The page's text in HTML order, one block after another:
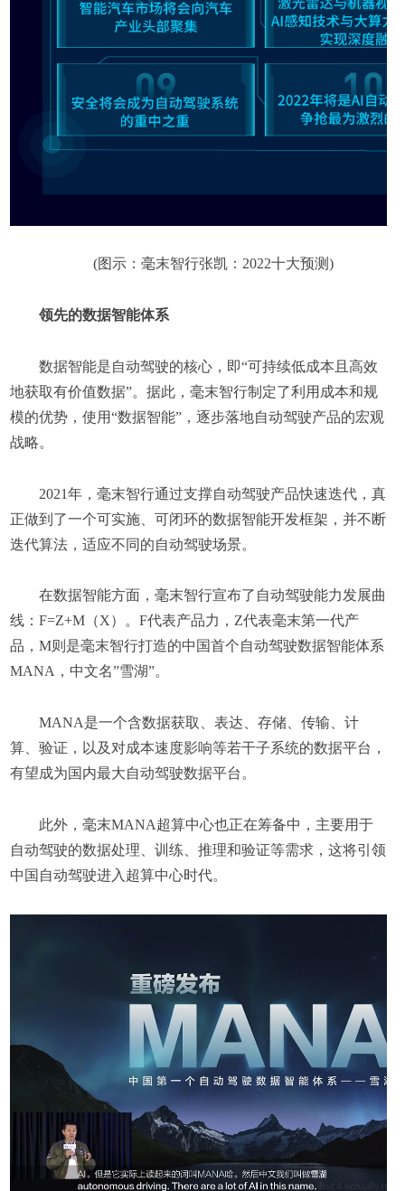
(图示：毫末智行张凯：2022十大预测)
领先的数据智能体系
数据智能是自动驾驶的核心，即“可持续低成本且高效
地获取有价值数据”。据此，毫末智行制定了利用成本和规
模的优势，使用“数据智能”，逐步落地自动驾驶产品的宏观
战略。
2021年，毫末智行通过支撑自动驾驶产品快速迭代，真
正做到了一个可实施、可闭环的数据智能开发框架，并不断
迭代算法，适应不同的自动驾驶场景。
在数据智能方面，毫末智行宣布了自动驾驶能力发展曲
线：F=Z+M（X）。F代表产品力，Z代表毫末第一代产
品，M则是毫末智行打造的中国首个自动驾驶数据智能体系
MANA，中文名”雪湖”。
MANA是一个含数据获取、表达、存储、传输、计
算、验证，以及对成本速度影响等若干子系统的数据平台，
有望成为国内最大自动驾驶数据平台。
此外，毫末MANA超算中心也正在筹备中，主要用于
自动驾驶的数据处理、训练、推理和验证等需求，这将引领
中国自动驾驶进入超算中心时代。